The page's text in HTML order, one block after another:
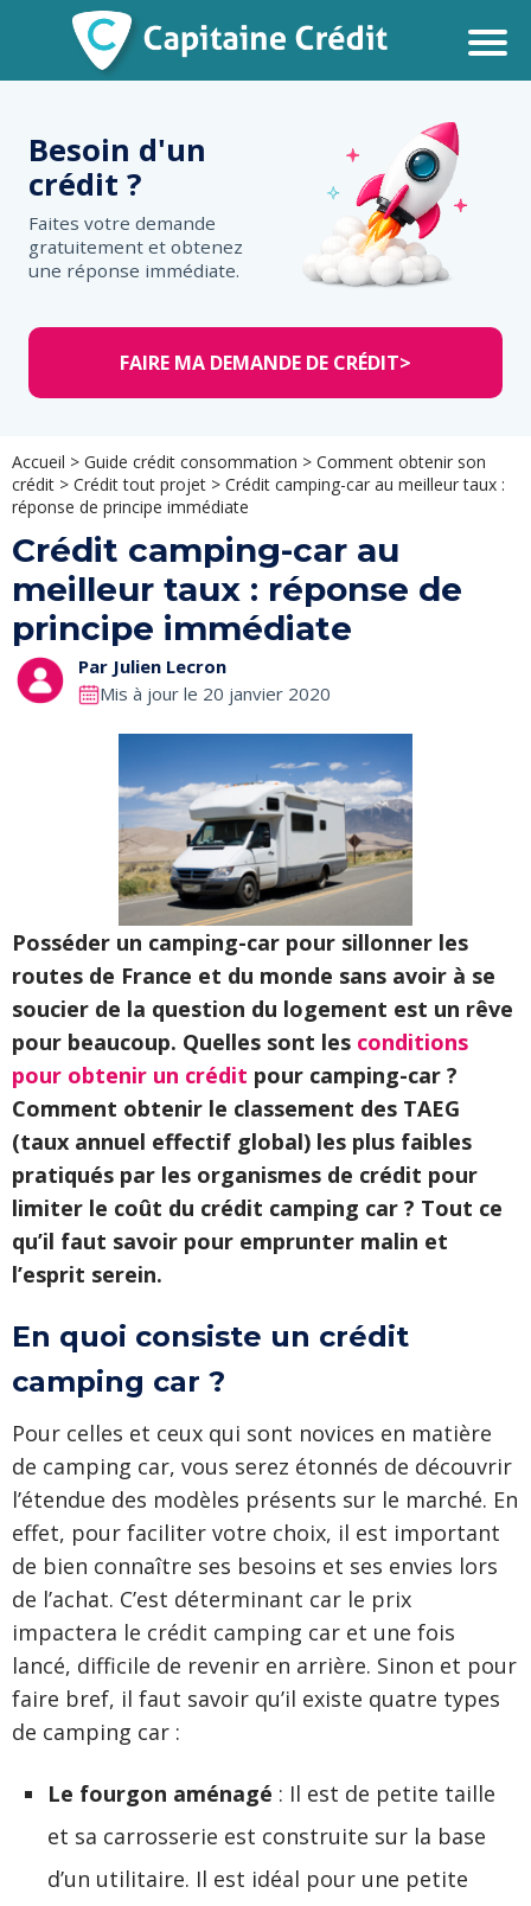
Besoin d'un
crédit ?
Faites votre demande
gratuitement et obtenez
une réponse immédiate.
FAIRE MA DEMANDE DE CRÉDIT>
Accueil > Guide crédit consommation > Comment obtenir son
crédit > Crédit tout projet > Crédit camping-car au meilleur taux :
réponse de principe immédiate
Crédit camping-car au
meilleur taux : réponse de
principe immédiate
Par Julien Lecron
Mis à jour le 20 janvier 2020
Posséder un camping-car pour sillonner les
routes de France et du monde sans avoir à se
soucier de la question du logement est un rêve
pour beaucoup. Quelles sont les conditions
pour obtenir un crédit pour camping-car ?
Comment obtenir le classement des TAEG
(taux annuel effectif global) les plus faibles
pratiqués par les organismes de crédit pour
limiter le coût du crédit camping car ? Tout ce
qu’il faut savoir pour emprunter malin et
l’esprit serein.
En quoi consiste un crédit
camping car ?
Pour celles et ceux qui sont novices en matière
de camping car, vous serez étonnés de découvrir
l’étendue des modèles présents sur le marché. En
effet, pour faciliter votre choix, il est important
de bien connaître ses besoins et ses envies lors
de l’achat. C’est déterminant car le prix
impactera le crédit camping car et une fois
lancé, difficile de revenir en arrière. Sinon et pour
faire bref, il faut savoir qu’il existe quatre types
de camping car :
Le fourgon aménagé : Il est de petite taille
et sa carrosserie est construite sur la base
d’un utilitaire. Il est idéal pour une petite